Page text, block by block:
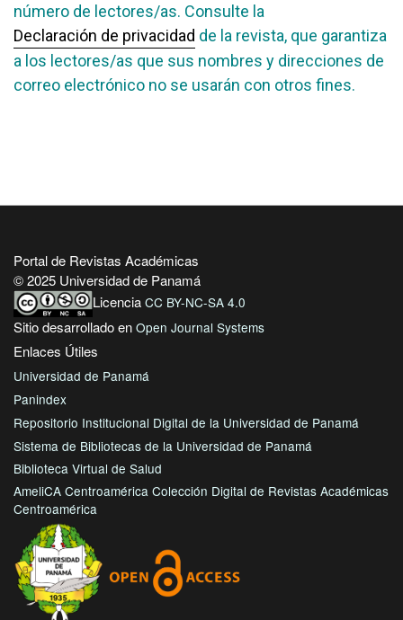
número de lectores/as. Consulte la
Declaración de privacidad de la revista, que garantiza
a los lectores/as que sus nombres y direcciones de
correo electrónico no se usarán con otros fines.
Portal de Revistas Académicas
© 2025 Universidad de Panamá
Licencia CC BY-NC-SA 4.0
Sitio desarrollado en Open Journal Systems
Enlaces Útiles
Universidad de Panamá
Panindex
Repositorio Institucional Digital de la Universidad de Panamá
Sistema de Bibliotecas de la Universidad de Panamá
Biblioteca Virtual de Salud
AmeliCA Centroamérica Colección Digital de Revistas Académicas
Centroamérica